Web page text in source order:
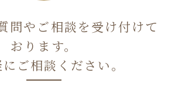
問やご相談を受け付けて
おります。
ご相談ください。